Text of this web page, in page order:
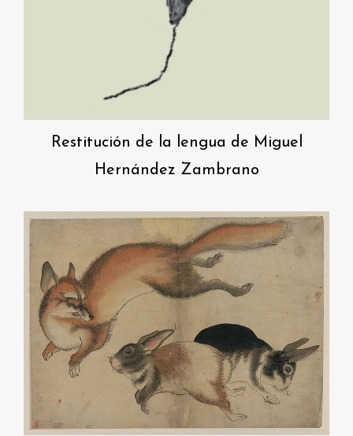
Restitución de la lengua de Miguel
Hernández Zambrano